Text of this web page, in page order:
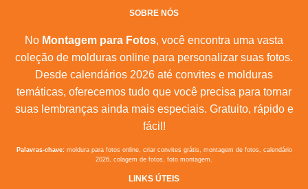
SOBRE NÓS
No Montagem para Fotos, você encontra uma vasta
coleção de molduras online para personalizar suas fotos.
Desde calendários 2026 até convites e molduras
temáticas, oferecemos tudo que você precisa para tornar
suas lembranças ainda mais especiais. Gratuito, rápido e
fácil!
Palavras-chave:moldura para fotos online, criar convites grátis, montagem de fotos, calendário
2026, colagem de fotos, foto montagem.
LINKS ÚTEIS